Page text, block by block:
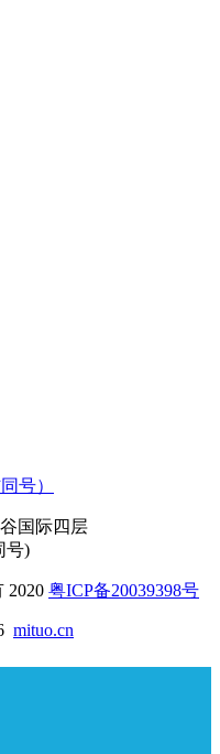
号）
国际四层
号)
2020 粤ICP备20039398号
mituo.cn